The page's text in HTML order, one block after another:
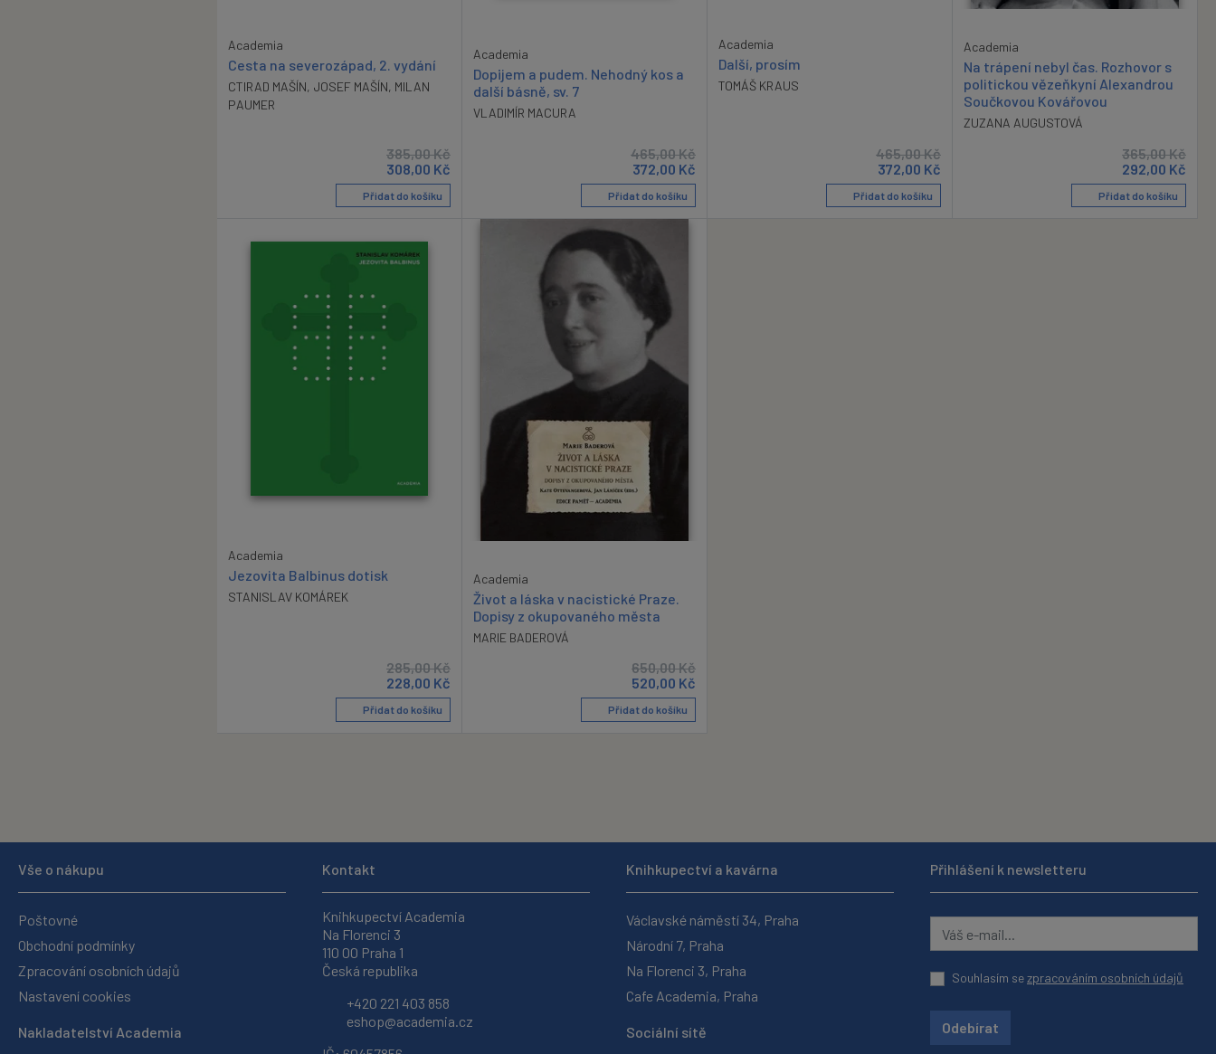
Academia
Cesta na severozápad, 2. vydání
CTIRAD MAŠÍN, JOSEF MAŠÍN, MILAN
PAUMER
385,00Kč
308,00 Kč
Přidat do košíku
Academia
Dopijem a pudem. Nehodný kos a
další básně, sv. 7
VLADIMÍR MACURA
465,00Kč
372,00 Kč
Přidat do košíku
Academia
Další, prosím
TOMÁŠ KRAUS
465,00Kč
372,00 Kč
Přidat do košíku
Academia
Na trápení nebyl čas. Rozhovor s
politickou vězeňkyní Alexandrou
Součkovou Kovářovou
ZUZANA AUGUSTOVÁ
365,00Kč
292,00 Kč
Přidat do košíku
Academia
Jezovita Balbinus dotisk
STANISLAV KOMÁREK
285,00Kč
228,00 Kč
Přidat do košíku
Academia
Život a láska v nacistické Praze.
Dopisy z okupovaného města
MARIE BADEROVÁ
650,00Kč
520,00 Kč
Přidat do košíku
Vše o nákupu
Poštovné
Obchodní podmínky
Zpracování osobních údajů
Nastavení cookies
Nakladatelství Academia
Kontakt
Knihkupectví Academia
Na Florenci 3
110 00 Praha 1
Česká republika
+420 221 403 858
eshop@academia.cz
Knihkupectví a kavárna
Václavské náměstí 34, Praha
Národní 7, Praha
Na Florenci 3, Praha
Cafe Academia, Praha
Sociální sítě
Přihlášení k newsletteru
Souhlasím sezpracováním osobních údajů
Odebírat